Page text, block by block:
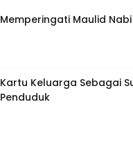
Memperingati Maulid
Kartu Keluarga Sebagai
Penduduk